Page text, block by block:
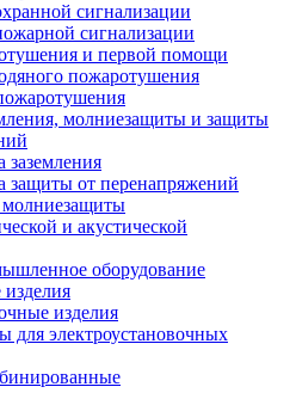
сигнализации
сигнализации
и первой помощи
пожаротушения
молниезащиты и защиты
заземления
защиты от перенапряжений
и акустической
оборудование
изделия
для электроустановочных